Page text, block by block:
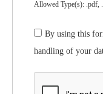
Allowed Type(s): .pdf,
By using this
handling of your